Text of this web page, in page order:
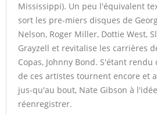
Mississippi). Un peu l'équivalent
sort les pre-miers disques de
Nelson, Roger Miller, Dottie West,
Grayzell et revitalise les carrières
Copas, Johnny Bond. S'étant
de ces artistes tournent encore et
jus-qu'au bout, Nate Gibson à
réenregistrer.